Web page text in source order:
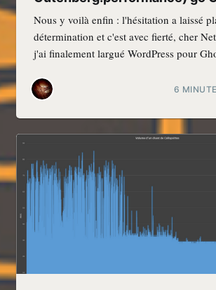
Nous y voilà enfin : l'hésitation a laissé
détermination et c'est avec fierté, cher
j'ai finalement largué WordPress pour
6